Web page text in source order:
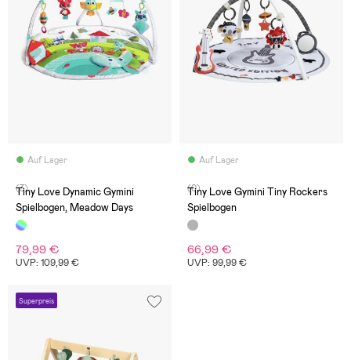
Auf Lager
(3)
Tiny Love Dynamic Gymini
Spielbogen, Meadow Days
79,99 €
UVP: 109,99 €
Auf Lager
(0)
Tiny Love Gymini Tiny Rockers
Spielbogen
66,99 €
UVP: 99,99 €
Superpreis